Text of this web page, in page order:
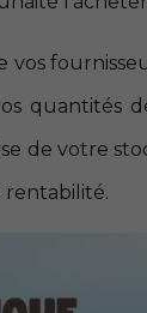
vos
quantités
de votre
rentabilité.